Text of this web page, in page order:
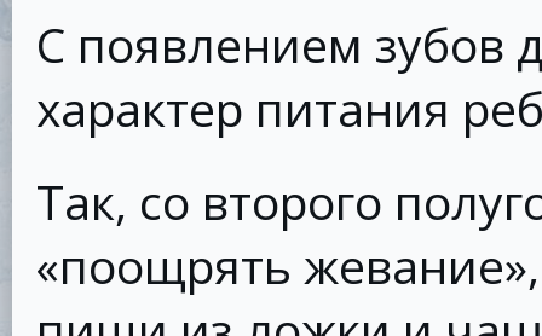
С появлением зубов
характер питания
Так, со второго
«поощрять